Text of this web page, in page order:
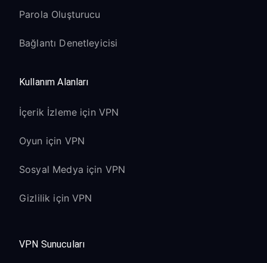
Parola Oluşturucu
Bağlantı Denetleyicisi
Kullanım Alanları
İçerik İzleme için VPN
Oyun için VPN
Sosyal Medya için VPN
Gizlilik için VPN
VPN Sunucuları